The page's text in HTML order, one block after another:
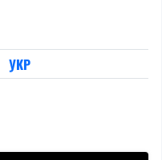
УКР